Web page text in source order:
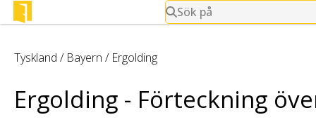
Sök på
Tyskland / Bayern / Ergolding
Ergolding - Förteckning